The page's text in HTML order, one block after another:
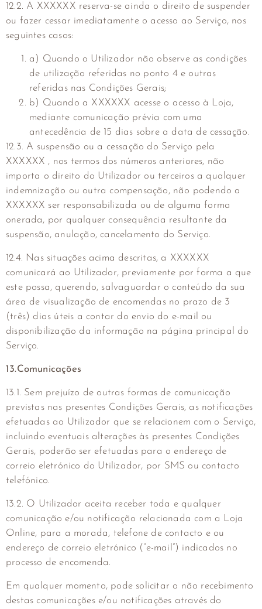
12.2. A XXXXXX reserva-se ainda o direito de suspender
ou fazer cessar imediatamente o acesso ao Serviço, nos
seguintes casos:
a) Quando o Utilizador não observe as condições
de utilização referidas no ponto 4 e outras
referidas nas Condições Gerais;
b) Quando a XXXXXX acesse o acesso à Loja,
mediante comunicação prévia com uma
antecedência de 15 dias sobre a data de cessação.
12.3. A suspensão ou a cessação do Serviço pela
XXXXXX , nos termos dos números anteriores, não
importa o direito do Utilizador ou terceiros a qualquer
indemnização ou outra compensação, não podendo a
XXXXXX ser responsabilizada ou de alguma forma
onerada, por qualquer consequência resultante da
suspensão, anulação, cancelamento do Serviço.
12.4. Nas situações acima descritas, a XXXXXX
comunicará ao Utilizador, previamente por forma a que
este possa, querendo, salvaguardar o conteúdo da sua
área de visualização de encomendas no prazo de 3
(três) dias úteis a contar do envio do e-mail ou
disponibilização da informação na página principal do
Serviço.
13.Comunicações
13.1. Sem prejuízo de outras formas de comunicação
previstas nas presentes Condições Gerais, as notificações
efetuadas ao Utilizador que se relacionem com o Serviço,
incluindo eventuais alterações às presentes Condições
Gerais, poderão ser efetuadas para o endereço de
correio eletrónico do Utilizador, por SMS ou contacto
telefónico.
13.2. O Utilizador aceita receber toda e qualquer
comunicação e/ou notificação relacionada com a Loja
Online, para a morada, telefone de contacto e ou
endereço de correio eletrónico (“e-mail”) indicados no
processo de encomenda.
Em qualquer momento, pode solicitar o não recebimento
destas comunicações e/ou notificações através do